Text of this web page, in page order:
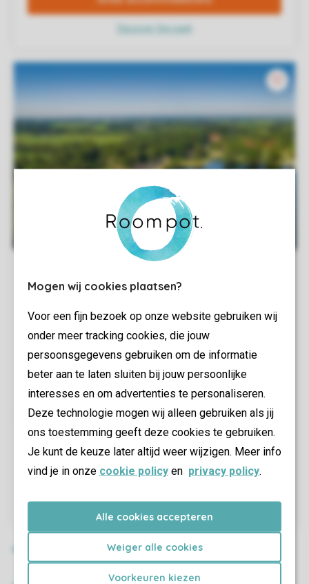
Mogen wij cookies plaatsen?
Voor een fijn bezoek op onze website gebruiken wij
onder meer tracking cookies, die jouw
persoonsgegevens gebruiken om de informatie
beter aan te laten sluiten bij jouw persoonlijke
interesses en om advertenties te personaliseren.
Deze technologie mogen wij alleen gebruiken als jij
ons toestemming geeft deze cookies te gebruiken.
Je kunt de keuze later altijd weer wijzigen. Meer info
vind je in onze cookie policy en privacy policy.
Alle cookies accepteren
Weiger alle cookies
Voorkeuren kiezen